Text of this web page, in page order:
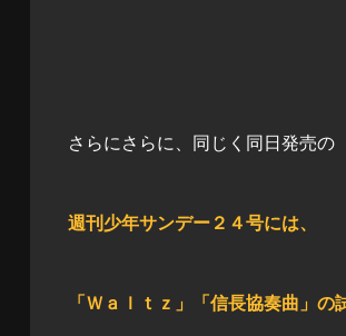
さらにさらに、同じく同日発売の
週刊少年サンデー２４号には、
「Ｗａｌｔｚ」「信長協奏曲」